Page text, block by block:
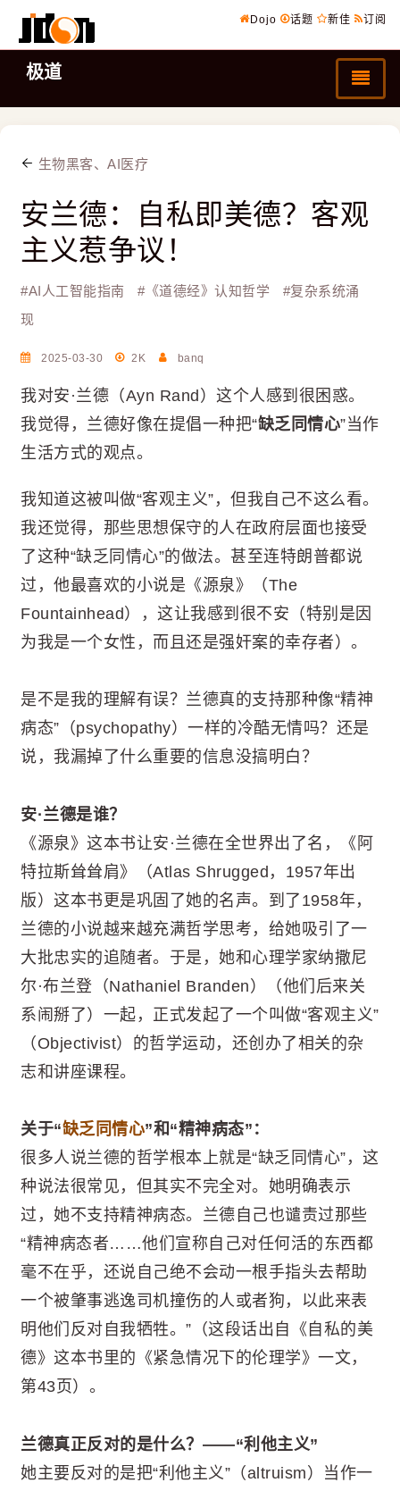
Dojo 话题 新佳 订阅
极道
生物黑客、AI医疗
安兰德：自私即美德？客观
主义惹争议！
#AI人工智能指南 #《道德经》认知哲学 #复杂系统涌
现
2025-03-30 2K banq
我对安·兰德（Ayn Rand）这个人感到很困惑。
我觉得，兰德好像在提倡一种把“缺乏同情心”当作
生活方式的观点。
我知道这被叫做“客观主义”，但我自己不这么看。
我还觉得，那些思想保守的人在政府层面也接受
了这种“缺乏同情心”的做法。甚至连特朗普都说
过，他最喜欢的小说是《源泉》（The
Fountainhead），这让我感到很不安（特别是因
为我是一个女性，而且还是强奸案的幸存者）。
是不是我的理解有误？兰德真的支持那种像“精神
病态”（psychopathy）一样的冷酷无情吗？还是
说，我漏掉了什么重要的信息没搞明白？
安·兰德是谁？
《源泉》这本书让安·兰德在全世界出了名，《阿
特拉斯耸耸肩》（Atlas Shrugged，1957年出
版）这本书更是巩固了她的名声。到了1958年，
兰德的小说越来越充满哲学思考，给她吸引了一
大批忠实的追随者。于是，她和心理学家纳撒尼
尔·布兰登（Nathaniel Branden）（他们后来关
系闹掰了）一起，正式发起了一个叫做“客观主义”
（Objectivist）的哲学运动，还创办了相关的杂
志和讲座课程。
关于“缺乏同情心”和“精神病态”：
很多人说兰德的哲学根本上就是“缺乏同情心”，这
种说法很常见，但其实不完全对。她明确表示
过，她不支持精神病态。兰德自己也谴责过那些
“精神病态者……他们宣称自己对任何活的东西都
毫不在乎，还说自己绝不会动一根手指头去帮助
一个被肇事逃逸司机撞伤的人或者狗，以此来表
明他们反对自我牺牲。”（这段话出自《自私的美
德》这本书里的《紧急情况下的伦理学》一文，
第43页）。
兰德真正反对的是什么？——“利他主义”
她主要反对的是把“利他主义”（altruism）当作一